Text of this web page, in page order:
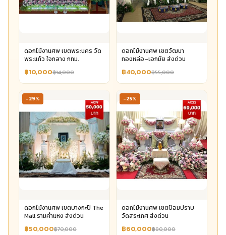
ดอกไม้งานศพ เขตพระนคร วัด
พระแก้ว ใจกลาง กทม.
฿10,000฿14,000
ดอกไม้งานศพ เขตวัฒนา
ทองหล่อ–เอกมัย ส่งด่วน
฿40,000฿55,000
-29%
ดอกไม้งานศพ เขตบางกะปิ The
Mall รามคำแหง ส่งด่วน
฿50,000฿70,000
-25%
ดอกไม้งานศพ เขตป้อมปราบ
วัดสระเกศ ส่งด่วน
฿60,000฿80,000